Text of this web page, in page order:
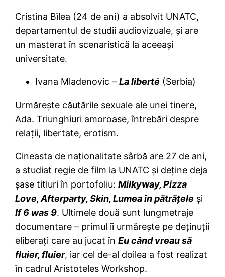
Cristina Bîlea (24 de ani) a absolvit UNATC,
departamentul de studii audiovizuale, şi are
un masterat în scenaristică la aceeaşi
universitate.
Ivana Mladenovic –La liberté (Serbia)
Urmăreşte căutările sexuale ale unei tinere,
Ada. Triunghiuri amoroase, întrebări despre
relaţii, libertate, erotism.
Cineasta de naţionalitate sârbă are 27 de ani,
a studiat regie de film la UNATC şi deţine deja
şase titluri în portofoliu:Milkyway, Pizza
Love, Afterparty, Skin, Lumea în pătrăţele şi
If 6 was 9. Ultimele două sunt lungmetraje
documentare – primul îi urmăreşte pe deţinuţii
eliberaţi care au jucat înEu când vreau să
fluier, fluier, iar cel de-al doilea a fost realizat
în cadrul Aristoteles Workshop.